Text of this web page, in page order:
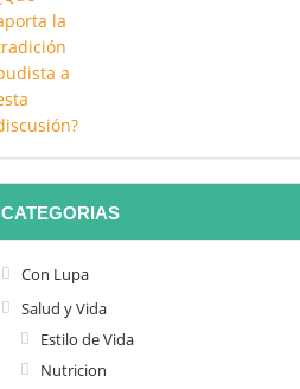
CATEGORIAS
Con Lupa
Salud y Vida
Estilo de Vida
Nutricion